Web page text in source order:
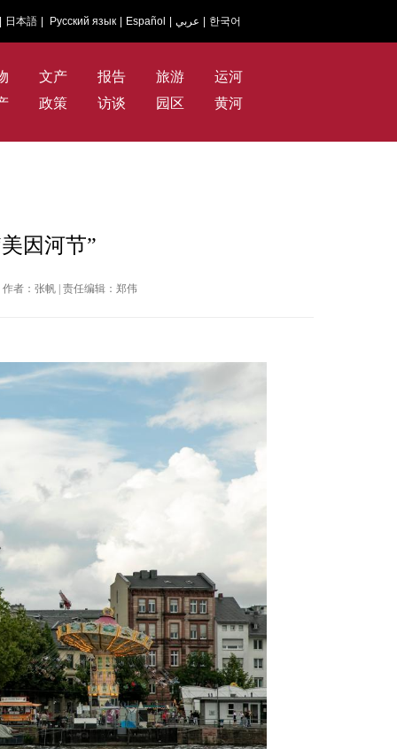
日本語 Русский язык Español عربي 한국어
文产 报告 旅游
运河
政策 访谈 园区 黄河
因河节”
作者：张帆 | 责任编辑：郑伟